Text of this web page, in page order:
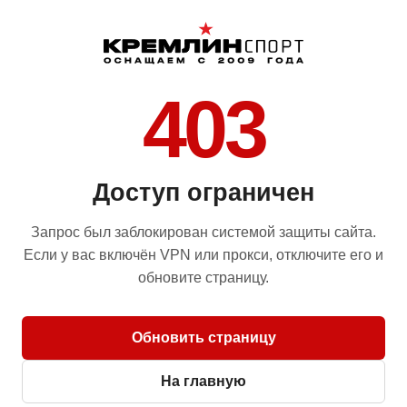
403
Доступ ограничен
Запрос был заблокирован системой защиты сайта.
Если у вас включён VPN или прокси, отключите его и
обновите страницу.
Обновить страницу
На главную